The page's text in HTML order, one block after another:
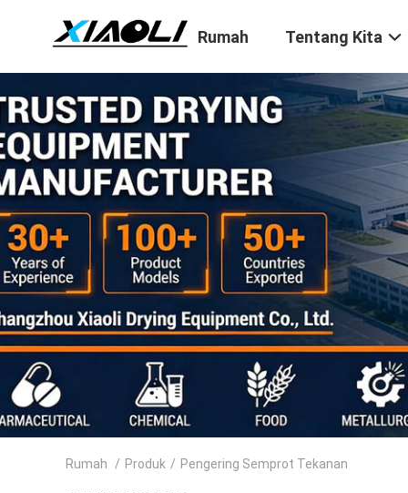
Rumah Tentang Kita
Rumah / Produk / Pengering Semprot Tekanan